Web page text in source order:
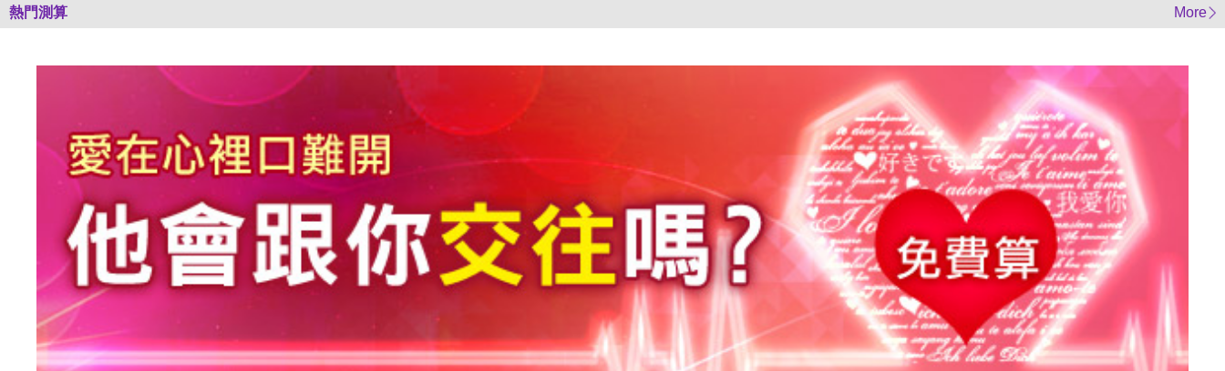
熱門測算 More